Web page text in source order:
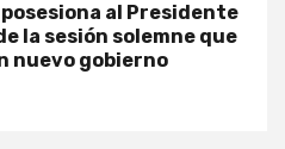
al Presidente
la sesión solemne que
nuevo gobierno